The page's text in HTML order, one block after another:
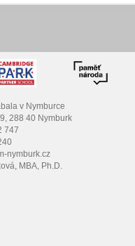
v Nymburce
288 40 Nymburk
747
nymburk.cz
MBA, Ph.D.